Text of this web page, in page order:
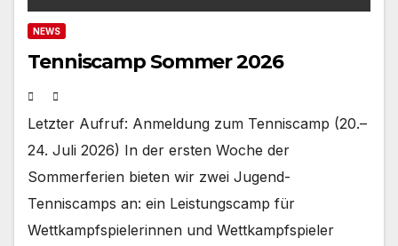
NEWS
Tenniscamp Sommer 2026
Letzter Aufruf: Anmeldung zum Tenniscamp (20.–
24. Juli 2026) In der ersten Woche der
Sommerferien bieten wir zwei Jugend-
Tenniscamps an: ein Leistungscamp für
Wettkampfspielerinnen und Wettkampfspieler